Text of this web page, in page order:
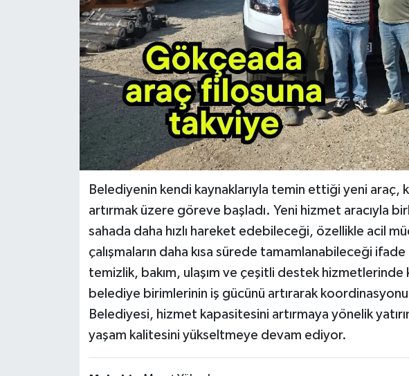
Belediyenin kendi kaynaklarıyla temin ettiği yeni
artırmak üzere göreve başladı. Yeni hizmet aracıyla
sahada daha hızlı hareket edebileceği, özellikle acil
çalışmaların daha kısa sürede tamamlanabileceği
temizlik, bakım, ulaşım ve çeşitli destek hizmetlerinde
belediye birimlerinin iş gücünü artırarak
Belediyesi, hizmet kapasitesini artırmaya yönelik
yaşam kalitesini yükseltmeye devam ediyor.